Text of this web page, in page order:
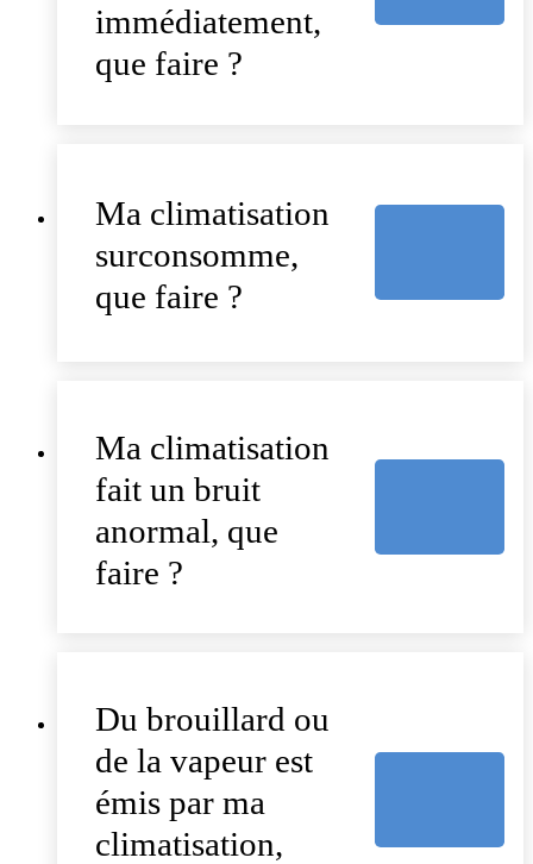
immédiatement,
que faire ?
Ma climatisation
surconsomme,
que faire ?
Ma climatisation
fait un bruit
anormal, que
faire ?
Du brouillard ou
de la vapeur est
émis par ma
climatisation,